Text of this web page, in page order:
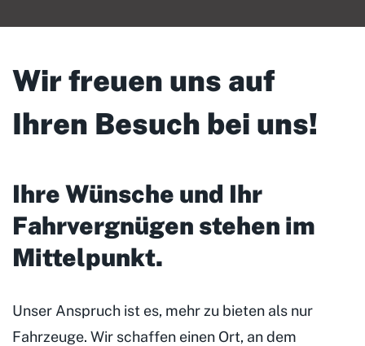
Wir freuen uns auf
Ihren Besuch bei uns!
Ihre Wünsche und Ihr
Fahrvergnügen stehen im
Mittelpunkt.
Unser Anspruch ist es, mehr zu bieten als nur
Fahrzeuge. Wir schaffen einen Ort, an dem